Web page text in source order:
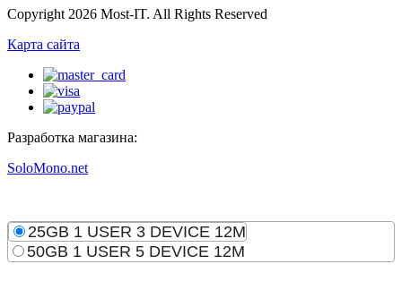
Copyright 2026 Most-IT. All Rights Reserved
Карта сайта
Разработка магазина:
SoloMono.net
25GB 1 USER 3 DEVICE 12M
50GB 1 USER 5 DEVICE 12M